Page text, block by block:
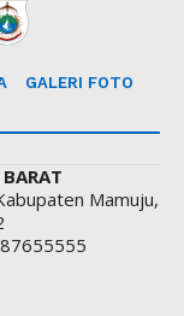
GALERI FOTO
Mamuju,